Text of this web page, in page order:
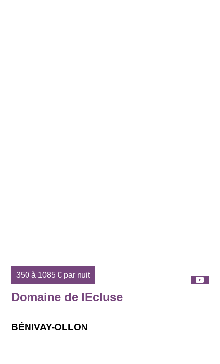
350 à 1085 € par nuit
Domaine de lEcluse
BÉNIVAY-OLLON